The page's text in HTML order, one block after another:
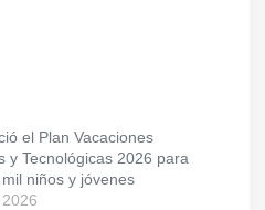
el Plan Vacaciones
y Tecnológicas 2026 para
niños y jóvenes